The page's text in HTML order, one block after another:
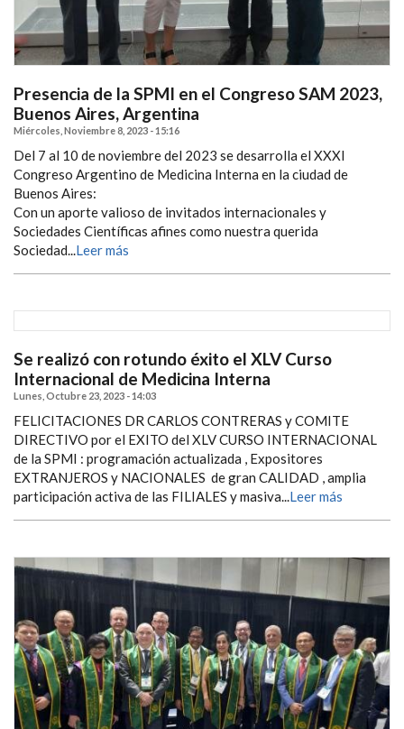
Presencia de la SPMI en el Congreso SAM 2023,
Buenos Aires, Argentina
Miércoles, Noviembre 8, 2023 - 15:16
Del 7 al 10 de noviembre del 2023 se desarrolla el XXXI
Congreso Argentino de Medicina Interna en la ciudad de
Buenos Aires:
Con un aporte valioso de invitados internacionales y
Sociedades Científicas afines como nuestra querida
Sociedad...Leer más
Se realizó con rotundo éxito el XLV Curso
Internacional de Medicina Interna
Lunes, Octubre 23, 2023 - 14:03
FELICITACIONES DR CARLOS CONTRERAS y COMITE
DIRECTIVO por el EXITO del XLV CURSO INTERNACIONAL
de la SPMI : programación actualizada , Expositores
EXTRANJEROS y NACIONALES de gran CALIDAD , amplia
participación activa de las FILIALES y masiva...Leer más